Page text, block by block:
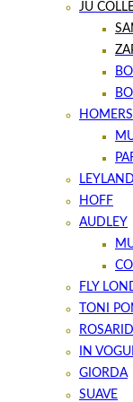
JU
HOMERS
LEYLAND
HOFF
AUDLEY
FLY
TONI
IN
GIORDA
SUAVE